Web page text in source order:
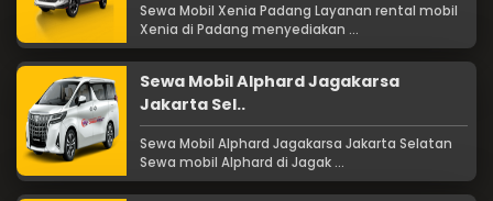
Sewa Mobil Xenia Padang Layanan rental mobil
Xenia di Padang menyediakan ...
Sewa Mobil Alphard Jagakarsa
Jakarta Sel..
Sewa Mobil Alphard Jagakarsa Jakarta Selatan
Sewa mobil Alphard di Jagak ...